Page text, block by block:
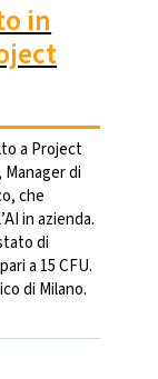
in
a Project
di
che
in azienda.
di
a 15 CFU.
di Milano.